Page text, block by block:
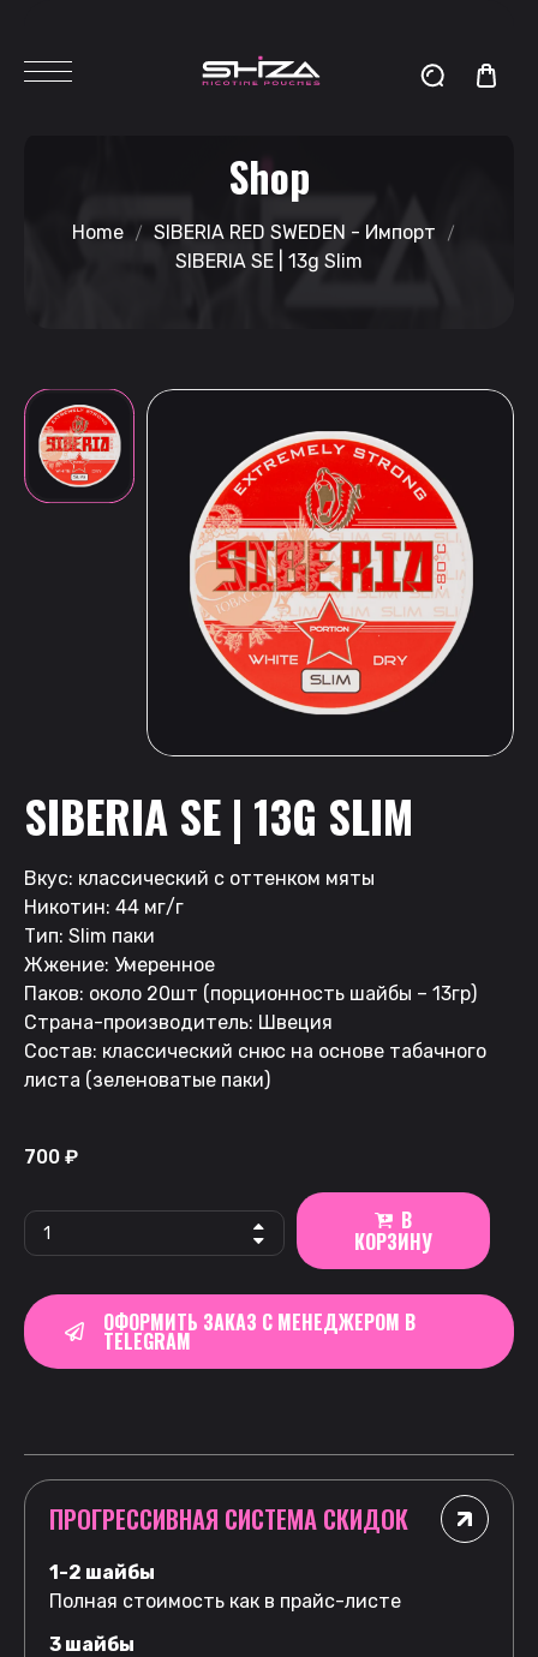
Shop
Home
SIBERIA RED SWEDEN - Импорт
SIBERIA SE | 13g Slim
SIBERIA SE | 13G SLIM
Вкус: классический с оттенком мяты
Никотин: 44 мг/г
Тип: Slim паки
Жжение: Умеренное
Паков: около 20шт (порционность шайбы – 13гр)
Страна-производитель: Швеция
Состав: классический снюс на основе табачного
листа (зеленоватые паки)
700 ₽
В
КОРЗИНУ
ОФОРМИТЬ ЗАКАЗ С МЕНЕДЖЕРОМ В
TELEGRAM
ПРОГРЕССИВНАЯ СИСТЕМА СКИДОК
1-2 шайбы
Полная стоимость как в прайс-листе
3 шайбы